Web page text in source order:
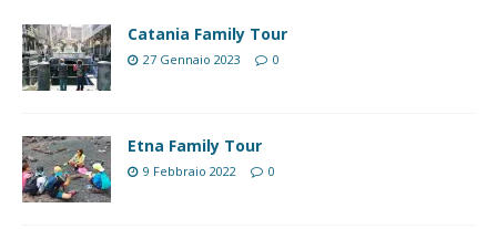
Catania Family Tour
27 Gennaio 2023 0
Etna Family Tour
9 Febbraio 2022 0